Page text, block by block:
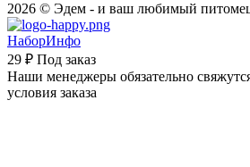
2026 © Эдем - и ваш любимый
НаборИнфо
29 ₽ Под заказ
Наши менеджеры обязательно
условия заказа